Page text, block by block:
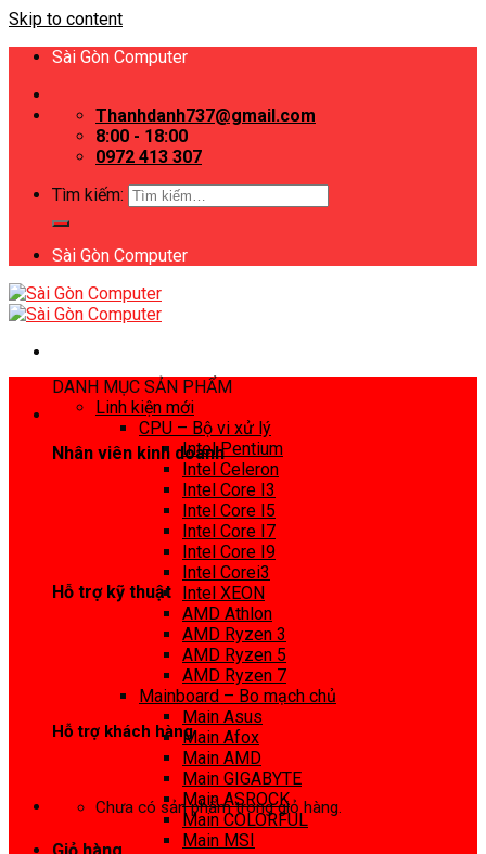
Skip to content
Sài Gòn Computer
Thanhdanh737@gmail.com
8:00 - 18:00
0972 413 307
Tìm kiếm:
Sài Gòn Computer
Nhân viên kinh doanh
Hỗ trợ kỹ thuật
Hỗ trợ khách hàng
Chưa có sản phẩm trong giỏ hàng.
DANH MỤC SẢN PHẨM
Linh kiện mới
CPU – Bộ vi xử lý
Intel Pentium
Intel Celeron
Intel Core I3
Intel Core I5
Intel Core I7
Intel Core I9
Intel Corei3
Intel XEON
AMD Athlon
AMD Ryzen 3
AMD Ryzen 5
AMD Ryzen 7
Mainboard – Bo mạch chủ
Main Asus
Main Afox
Main AMD
Main GIGABYTE
Main ASROCK
Main COLORFUL
Main MSI